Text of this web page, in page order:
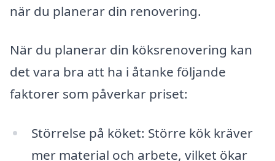
när du planerar din renovering.
När du planerar din köksrenovering kan
det vara bra att ha i åtanke följande
faktorer som påverkar priset:
Störrelse på köket: Större kök kräver
mer material och arbete, vilket ökar